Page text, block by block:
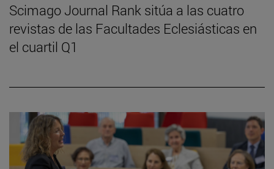
Scimago Journal Rank sitúa a las cuatro
revistas de las Facultades Eclesiásticas en
el cuartil Q1